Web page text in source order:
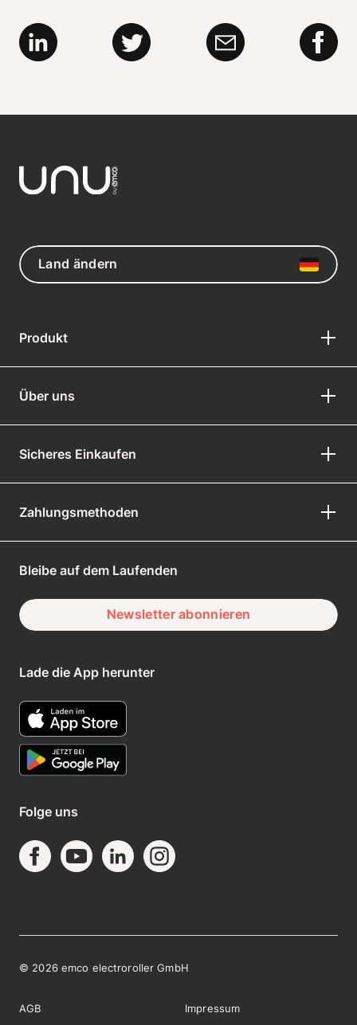
Land ändern
Produkt
Über uns
Zahlungsmethoden
Sicheres Einkaufen
Bleibe auf dem Laufenden
Newsletter abonnieren
Lade die App herunter
Folge uns
© 2026 emco electroroller GmbH
AGB Impressum